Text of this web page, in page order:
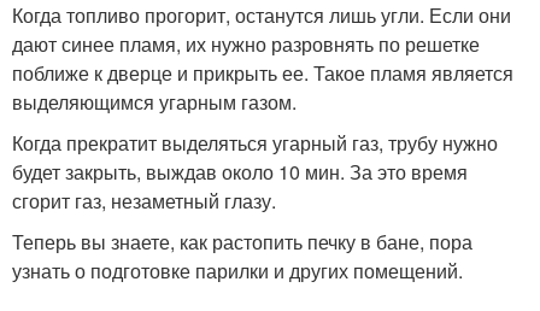
Когда топливо прогорит, останутся лишь угли. Если они
дают синее пламя, их нужно разровнять по решетке
поближе к дверце и прикрыть ее. Такое пламя является
выделяющимся угарным газом.
Когда прекратит выделяться угарный газ, трубу нужно
будет закрыть, выждав около 10 мин. За это время
сгорит газ, незаметный глазу.
Теперь вы знаете, как растопить печку в бане, пора
узнать о подготовке парилки и других помещений.